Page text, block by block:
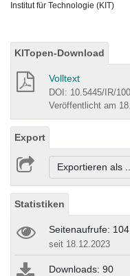
Institut für Technologie (KIT)
KITopen-Download
Volltext
DOI: 10.5445/IR/
Veröffentlicht am
Export
Exportieren
Statistiken
Seitenaufrufe: 104
seit 18.12.2023
Downloads: 90